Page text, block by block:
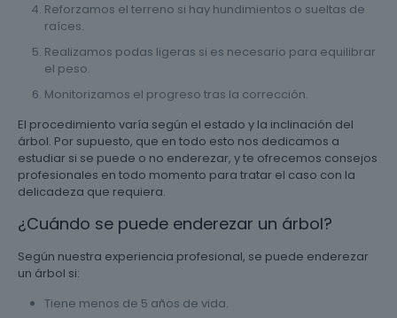
Reforzamos el terreno si hay hundimientos o sueltas de
raíces.
Realizamos podas ligeras si es necesario para equilibrar
el peso.
Monitorizamos el progreso tras la corrección.
El procedimiento varía según el estado y la inclinación del
árbol. Por supuesto, que en todo esto nos dedicamos a
estudiar si se puede o no enderezar, y te ofrecemos consejos
profesionales en todo momento para tratar el caso con la
delicadeza que requiera.
¿Cuándo se puede enderezar un árbol?
Según nuestra experiencia profesional, se puede enderezar
un árbol si:
Tiene menos de 5 años de vida.